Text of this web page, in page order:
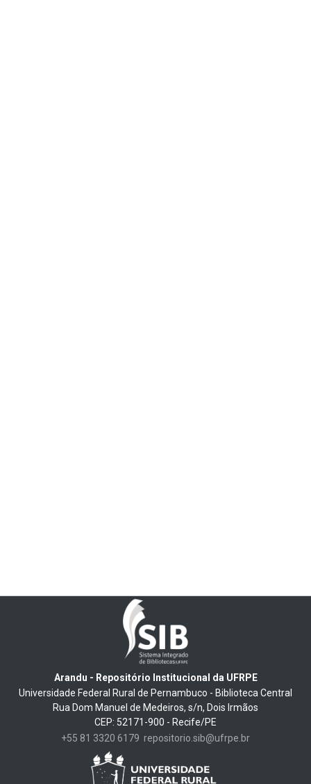
Arandu - Repositório Institucional da UFRPE
Universidade Federal Rural de Pernambuco - Biblioteca Central
Rua Dom Manuel de Medeiros, s/n, Dois Irmãos
CEP: 52171-900 - Recife/PE
+55 81 3320 6179 repositorio.sib@ufrpe.br